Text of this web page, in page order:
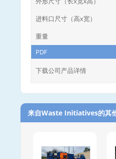
进料口尺寸（高x宽）
重量
PDF
下载公司产品详情
来自Waste Initiatives的其